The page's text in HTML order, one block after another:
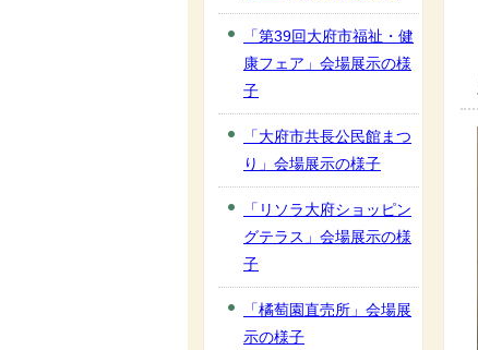
「第39回大府市福祉・健
康フェア」会場展示の様
子
「大府市共長公民館まつ
り」会場展示の様子
「リソラ大府ショッピン
グテラス」会場展示の様
子
「橘萄園直売所」会場展
示の様子